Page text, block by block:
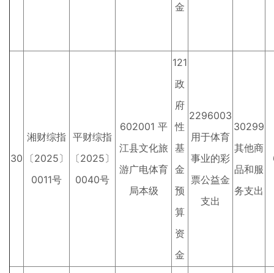
金
30
湘财综指
〔2025〕
0011号
平财综指
〔2025〕
0040号
602001 平
江县文化旅
游广电体育
局本级
121
政
府
性
基
金
预
算
资
金
2296003
用于体育
事业的彩
票公益金
支出
30299
其他商
品和服
务支出